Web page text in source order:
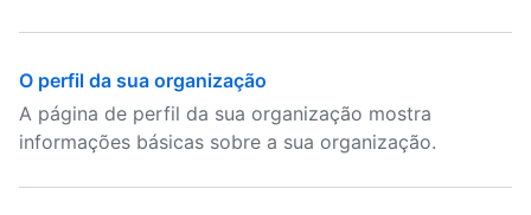
O perfil da sua organização
A página de perfil da sua organização mostra
informações básicas sobre a sua organização.